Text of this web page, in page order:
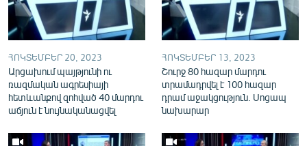
ՀՈԿՏԵՄԲԵՐ 20, 2023
Արցախում պայթյունի ու
ռազմական ագրեսիայի
հետևանքով զոհված 40 մարդու
աճյուն է նույնականացվել
ՀՈԿՏԵՄԲԵՐ 13, 2023
Շուրջ 80 հազար մարդու
տրամադրվել է 100 հազար
դրամ աջակցություն. Սոցապ
նախարար